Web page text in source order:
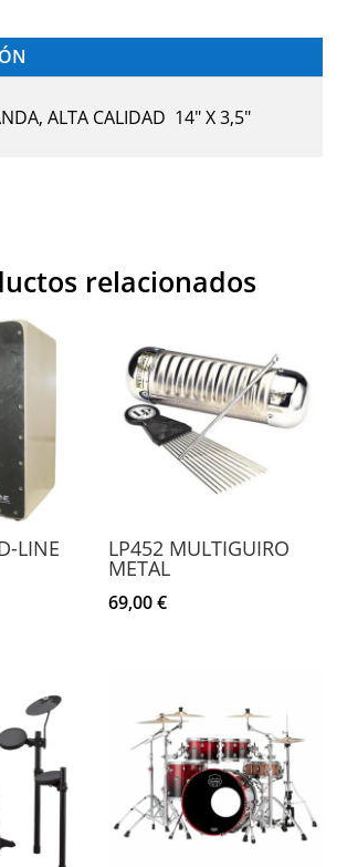
ALTA CALIDAD 14" X 3,5"
relacionados
LINE LP452 MULTIGUIRO
METAL
69,00€